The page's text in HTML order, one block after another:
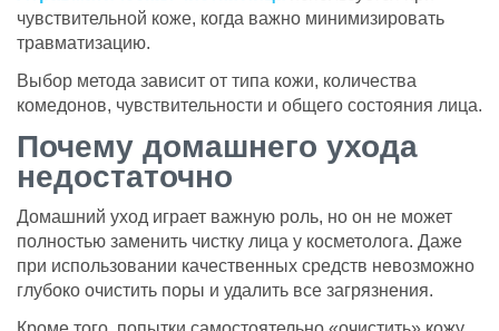
чувствительной коже, когда важно минимизировать
травматизацию.
Выбор метода зависит от типа кожи, количества
комедонов, чувствительности и общего состояния лица.
Почему домашнего ухода
недостаточно
Домашний уход играет важную роль, но он не может
полностью заменить чистку лица у косметолога. Даже
при использовании качественных средств невозможно
глубоко очистить поры и удалить все загрязнения.